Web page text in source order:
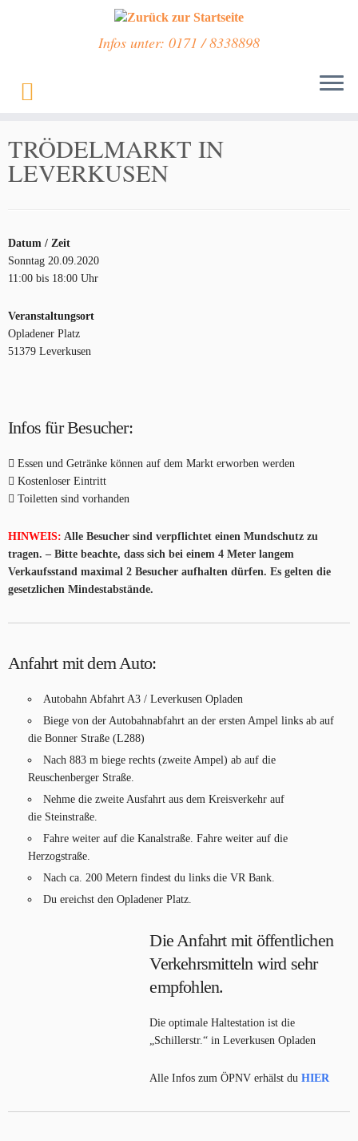
Infos unter: 0171 / 8338898
TRÖDELMARKT IN
LEVERKUSEN
Datum / Zeit
Sonntag 20.09.2020
11:00 bis 18:00 Uhr
Veranstaltungsort
Opladener Platz
51379 Leverkusen
Infos für Besucher:
Essen und Getränke können auf dem Markt erworben werden
Kostenloser Eintritt
Toiletten sind vorhanden
HINWEIS: Alle Besucher sind verpflichtet einen Mundschutz zu
tragen. – Bitte beachte, dass sich bei einem 4 Meter langem
Verkaufsstand maximal 2 Besucher aufhalten dürfen. Es gelten die
gesetzlichen Mindestabstände.
Anfahrt mit dem Auto:
Autobahn Abfahrt A3 / Leverkusen Opladen
Biege von der Autobahnabfahrt an der ersten Ampel links ab auf
die Bonner Straße (L288)
Nach 883 m biege rechts (zweite Ampel) ab auf die
Reuschenberger Straße.
Nehme die zweite Ausfahrt aus dem Kreisverkehr auf
die Steinstraße.
Fahre weiter auf die Kanalstraße. Fahre weiter auf die
Herzogstraße.
Nach ca. 200 Metern findest du links die VR Bank.
Du ereichst den Opladener Platz.
Die Anfahrt mit öffentlichen
Verkehrsmitteln wird sehr
empfohlen.
Die optimale Haltestation ist die
„Schillerstr.“ in Leverkusen Opladen
Alle Infos zum ÖPNV erhälst duHIER